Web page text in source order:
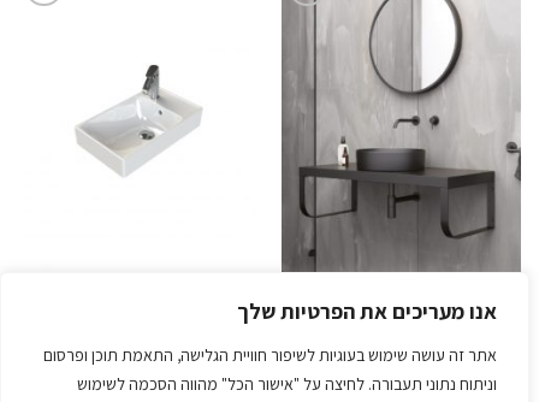
אנו מעריכים את הפרטיות שלך
אתר זה עושה שימוש בעוגיות לשיפור חוויית הגלישה, התאמת תוכן ופרסום
וניתוח נתוני תעבורה. לחיצה על "אישור הכל" מהווה הסכמה לשימוש
להזמנה
ארון אורבן שחור מט
₪7,708.80
₪1,860.00